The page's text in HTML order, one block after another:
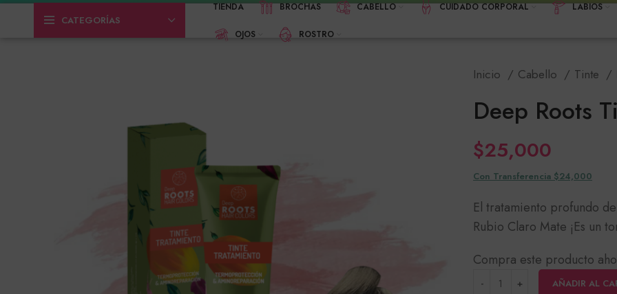
CATEGORÍAS
TIENDA BROCHAS CABELLO CUIDADO CORPORAL LABIOS
OJOS ROSTRO
Inicio Cabello Tinte
Deep Roots
$25,000
Con Transferencia $24,000
El tratamiento profundo
Rubio Claro Mate ¡Es un
Compra este producto
AÑADIR AL